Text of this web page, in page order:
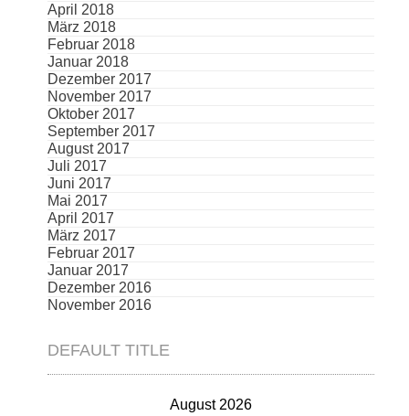
April 2018
März 2018
Februar 2018
Januar 2018
Dezember 2017
November 2017
Oktober 2017
September 2017
August 2017
Juli 2017
Juni 2017
Mai 2017
April 2017
März 2017
Februar 2017
Januar 2017
Dezember 2016
November 2016
DEFAULT TITLE
August 2026